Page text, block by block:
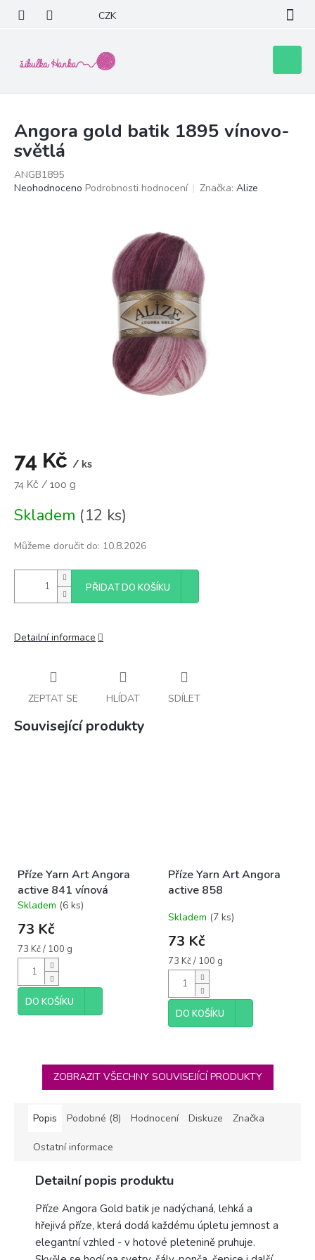
obsah
CZK
košík
Angora gold batik 1895 vínovo-
světlá
ANGB1895
Průměrné
Neohodnoceno Podrobnosti hodnocení Značka: Alize
74 Kč / ks
Měrná
74 Kč / 100 g
Skladem (12 ks)
Můžeme doručit do: 10.8.2026
PŘIDAT DO KOŠÍKU
Detailní informace
ZEPTAT SE HLÍDAT SDÍLET
Související produkty
Příze Yarn Art Angora
active 841 vínová
Průměrné
hodnocení
produktu
je
4,0
5
hvězdiček.
Skladem (6 ks)
73 Kč
Měrná
cena:
73 Kč / 100 g
DO KOŠÍKU
Příze Yarn Art Angora
active 858
Skladem (7 ks)
73 Kč
Měrná
cena:
73 Kč / 100 g
DO KOŠÍKU
ZOBRAZIT VŠECHNY SOUVISEJÍCÍ PRODUKTY
Popis Podobné (8) Hodnocení Diskuze Značka
Ostatní informace
Detailní popis produktu
Příze Angora Gold batik je nadýchaná, lehká a
hřejivá příze, která dodá každému úpletu jemnost a
elegantní vzhled - v hotové pletenině pruhuje.